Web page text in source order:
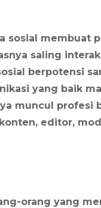
sosial membuat
saling
berpotensi
yang baik
muncul profesi
editor,
orang yang